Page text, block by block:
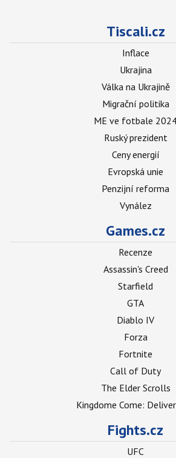
Tiscali.cz
Inflace
Ukrajina
Válka na Ukrajině
Migrační politika
ME ve fotbale
Ruský prezident
Ceny energií
Evropská unie
Penzijní reforma
Vynález
Games.cz
Recenze
Assassin's Creed
Starfield
GTA
Diablo IV
Forza
Fortnite
Call of Duty
The Elder Scrolls
Kingdome Come:
Fights.cz
UFC